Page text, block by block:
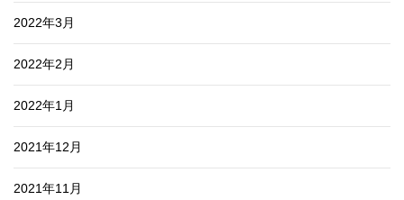
2022年3月
2022年2月
2022年1月
2021年12月
2021年11月